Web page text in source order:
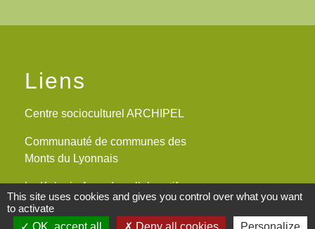
Liens
Centre socioculturel ARCHIPEL
Communauté de communes des
Monts du Lyonnais
Le Kalepin Agenda collaboratif
Monts du Lyonnais
This site uses cookies and gives you control over what you want
to activate
OK, accept all
Deny all cookies Personalize